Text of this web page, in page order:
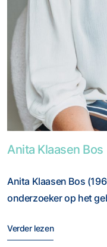
Anita Klaasen Bos
Anita Klaasen Bos
onderzoeker op het
Verder lezen